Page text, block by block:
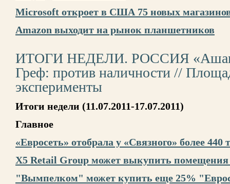
Microsoft откроет в США 75 новых
Amazon выходит на рынок планшетников
ИТОГИ НЕДЕЛИ. РОССИЯ
Греф: против наличности //
эксперименты
Итоги недели (11.07.2011-17.07.2011)
Главное
«Евросеть» отобрала у «Связного» более 440
Х5 Retail Group может выкупить
"Вымпелком" может купить еще 25%